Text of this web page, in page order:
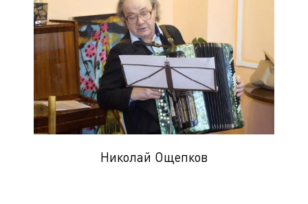
Николай Ощепков